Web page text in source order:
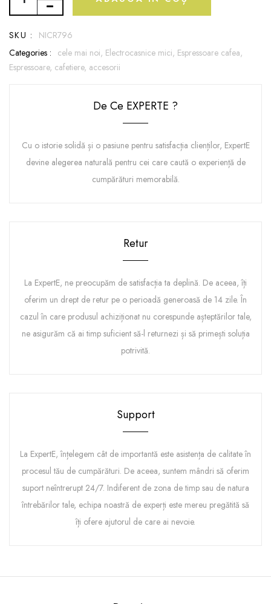
SKU :
NICR796
Categories : cele mai noi, Electrocasnice mici, Espressoare cafea,
Espressoare, cafetiere, accesorii
De Ce EXPERTE ?
Cu o istorie solidă și o pasiune pentru satisfacția clienților, ExpertE
devine alegerea naturală pentru cei care caută o experiență de
cumpărături memorabilă.
Retur
La ExpertE, ne preocupăm de satisfacția ta deplină. De aceea, îți
oferim un drept de retur pe o perioadă generoasă de 14 zile. În
cazul în care produsul achiziționat nu corespunde așteptărilor tale,
ne asigurăm că ai timp suficient să-l returnezi și să primești soluția
potrivită.
Support
La ExpertE, înțelegem cât de importantă este asistența de calitate în
procesul tău de cumpărături. De aceea, suntem mândri să oferim
suport neîntrerupt 24/7. Indiferent de zona de timp sau de natura
întrebărilor tale, echipa noastră de experți este mereu pregătită să
îți ofere ajutorul de care ai nevoie.